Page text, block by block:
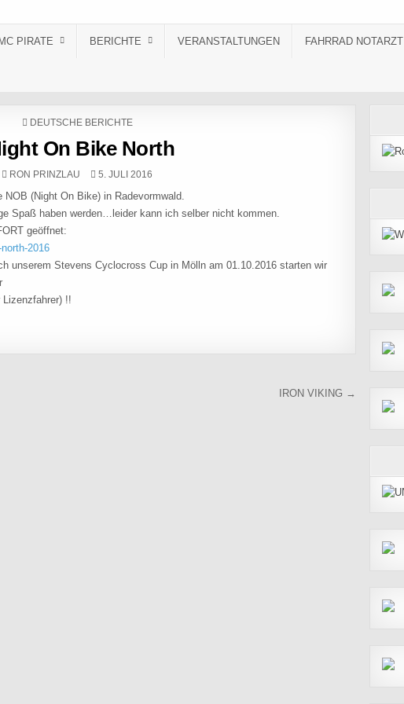
PIRATE BERICHTE VERANSTALTUNGEN FAHRRAD NOTARZT
POSTED IN
DEUTSCHE BERICHTE
On Bike North
AUTHOR:
RON PRINZLAU PUBLISHED DATE:
5. JULI 2016
(Night On Bike) in Radevormwald.
Spaß haben werden…leider kann ich selber nicht kommen.
geöffnet:
2016
unserem Stevens Cyclocross Cup in Mölln am 01.10.2016 starten wir
!!
IRON VIKING →